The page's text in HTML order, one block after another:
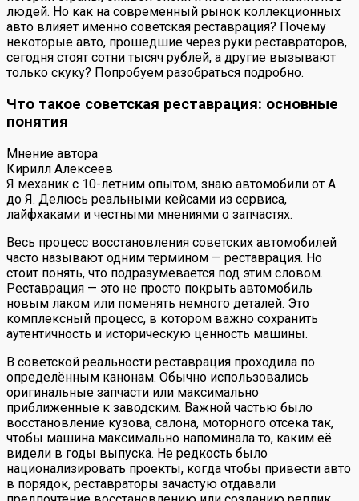
людей. Но как на современный рынок коллекционных
авто влияет именно советская реставрация? Почему
некоторые авто, прошедшие через руки реставраторов,
сегодня стоят сотни тысяч рублей, а другие вызывают
только скуку? Попробуем разобраться подробно.
Что такое советская реставрация: основные
понятия
Мнение автора
Кирилл Алексеев
Я механик с 10-летним опытом, знаю автомобили от А
до Я. Делюсь реальными кейсами из сервиса,
лайфхаками и честными мнениями о запчастях.
Весь процесс восстановления советских автомобилей
часто называют одним термином — реставрация. Но
стоит понять, что подразумевается под этим словом.
Реставрация — это не просто покрыть автомобиль
новым лаком или поменять немного деталей. Это
комплексный процесс, в котором важно сохранить
аутентичность и историческую ценность машины.
В советской реальности реставрация проходила по
определённым канонам. Обычно использовались
оригинальные запчасти или максимально
приближенные к заводским. Важной частью было
восстановление кузова, салона, моторного отсека так,
чтобы машина максимально напоминала то, каким её
видели в годы выпуска. Не редкость было
национализировать проекты, когда чтобы привести авто
в порядок, реставраторы зачастую отдавали